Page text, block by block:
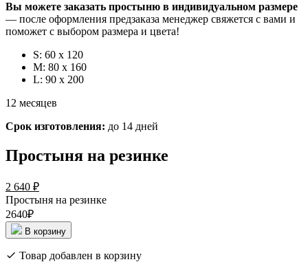
Вы можете заказать простыню в индивидуальном размере
— после оформления предзаказа менеджер свяжется с вами и
поможет с выбором размера и цвета!
S: 60 x 120
M: 80 х 160
L: 90 х 200
12 месяцев
Срок изготовления: до 14 дней
Простыня на резинке
2 640 ₽
Простыня на резинке
2640₽
В корзину
Товар добавлен в корзину